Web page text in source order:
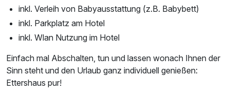
inkl. Verleih von Babyausstattung (z.B. Babybett)
inkl. Parkplatz am Hotel
inkl. Wlan Nutzung im Hotel
Einfach mal Abschalten, tun und lassen wonach Ihnen der
Sinn steht und den Urlaub ganz individuell genießen:
Ettershaus pur!